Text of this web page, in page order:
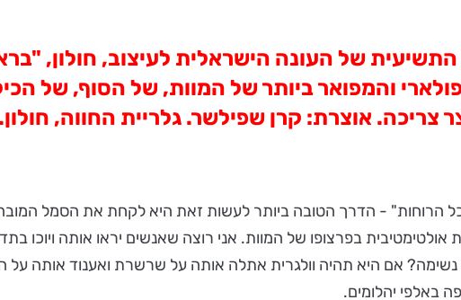
של העונה הישראלית לעיצוב, חולון,
והמפואר ביותר של המוות, של הסוף, של
צריכה. אוצרת: קרן שפילשר. גלריית החווה, חולון.
לכל הרוחות" - הדרך הטובה ביותר לעשות זאת היא לקחת את הסמל
בפרצופו של המוות. אני רוצה שאנשים יראו אותה